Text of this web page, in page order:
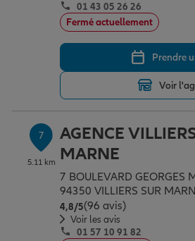
01 43 05 26 26
Fermé actuellement
Prendre
Voir
7
5.11 km
AGENCE
MARNE
7 BOULEVARD GEORGES
94350 VILLIERS SUR
4,8/5Note de 4.8 sur 5
(96 avis)
Voir les avis
01 57 10 91 82